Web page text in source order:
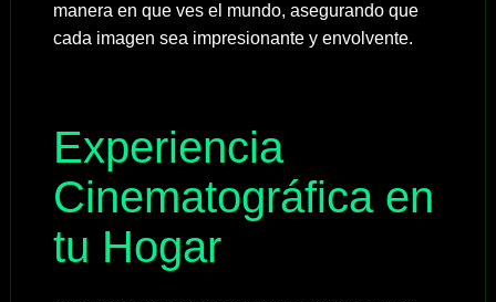
manera en que ves el mundo, asegurando que
cada imagen sea impresionante y envolvente.
Experiencia
Cinematográfica en
tu Hogar